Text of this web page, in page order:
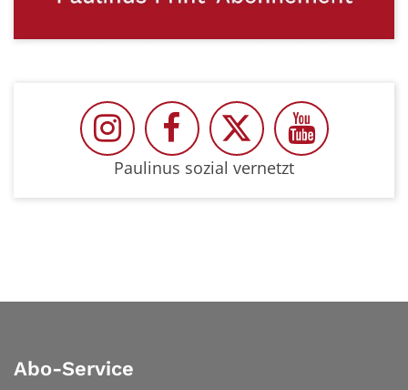
Paulinus auf Instragram
Paulinus auf Facebook
Paulinus auf
Paulinus
Paulinus sozial vernetzt
Abo-Service